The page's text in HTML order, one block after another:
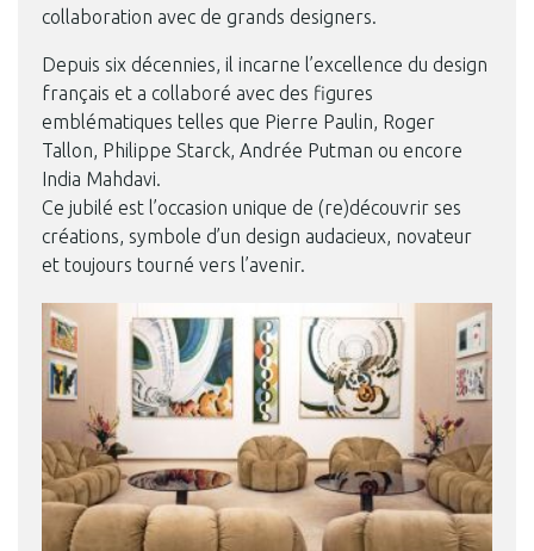
collaboration avec de grands designers.
Depuis six décennies, il incarne l’excellence du design
français et a collaboré avec des figures
emblématiques telles que Pierre Paulin, Roger
Tallon, Philippe Starck, Andrée Putman ou encore
India Mahdavi.
Ce jubilé est l’occasion unique de (re)découvrir ses
créations, symbole d’un design audacieux, novateur
et toujours tourné vers l’avenir.